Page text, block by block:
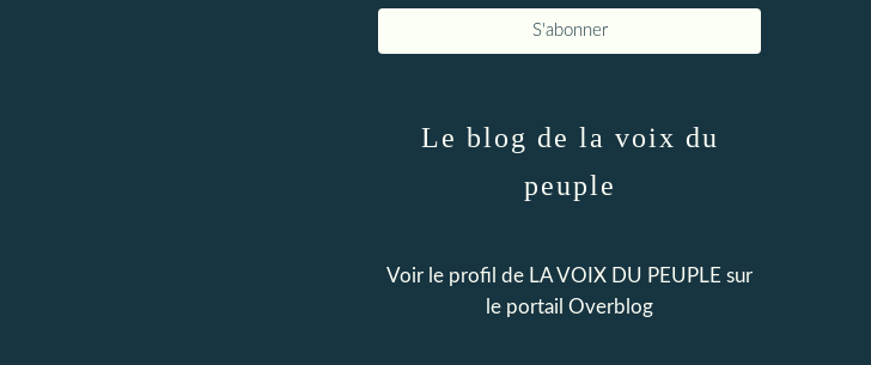
Le blog de la voix du
peuple
Voir le profil de LA VOIX DU PEUPLE sur
le portail Overblog